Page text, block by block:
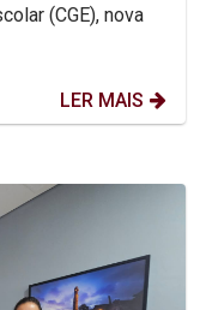
(CGE), nova
LER MAIS